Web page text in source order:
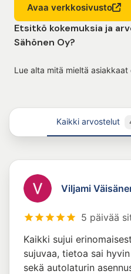
Avaa verkkosivusto
Etsitkö kokemuksia ja
Sähönen Oy?
Lue alta mitä mieltä
Kaikki arvostelut
Viljami
5 päivää
Kaikki sujui
sujuvaa, tietoa sai
sekä autolaturin